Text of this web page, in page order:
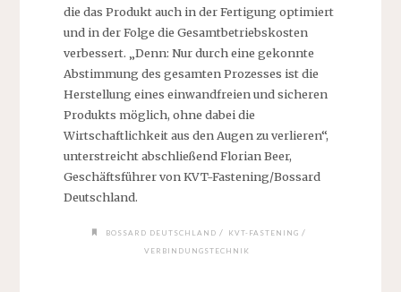
die das Produkt auch in der Fertigung optimiert
und in der Folge die Gesamtbetriebskosten
verbessert. „Denn: Nur durch eine gekonnte
Abstimmung des gesamten Prozesses ist die
Herstellung eines einwandfreien und sicheren
Produkts möglich, ohne dabei die
Wirtschaftlichkeit aus den Augen zu verlieren“,
unterstreicht abschließend Florian Beer,
Geschäftsführer von KVT-Fastening/Bossard
Deutschland.
BOSSARD DEUTSCHLAND / KVT-FASTENING /
VERBINDUNGSTECHNIK